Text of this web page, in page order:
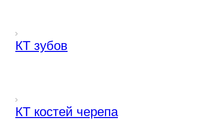
КТ зубов
КТ костей черепа